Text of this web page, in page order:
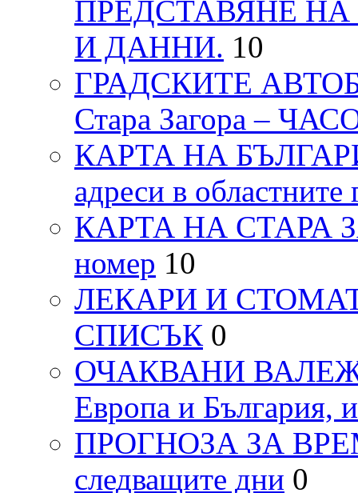
ПРЕДСТАВЯНЕ
И ДАННИ. 10
ГРАДСКИТЕ
Стара Загора –
КАРТА НА
адреси в областните
КАРТА НА СТАРА
номер 10
ЛЕКАРИ И
СПИСЪК 0
ОЧАКВАНИ ВАЛЕЖИ
Европа и България,
ПРОГНОЗА ЗА
следващите дни 0